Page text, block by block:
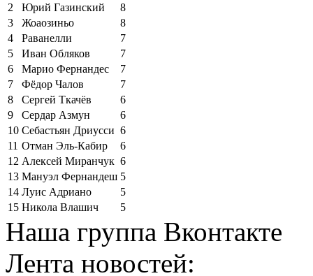
2
Юрий Газинский
8
3
Жоаозиньо
8
4
Раванелли
7
5
Иван Обляков
7
6
Марио Фернандес
7
7
Фёдор Чалов
7
8
Сергей Ткачёв
6
9
Сердар Азмун
6
10 Себастьян Дриусси 6
11 Отман Эль-Кабир
6
12 Алексей Миранчук 6
13 Мануэл Фернандеш 5
14 Луис Адриано
5
15 Никола Влашич 5
Наша группа Вконтакте
Лента новостей: